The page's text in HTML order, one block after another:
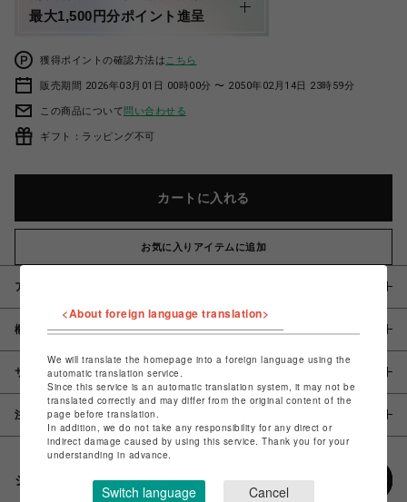
最大1,500円分ポイント進呈
獲得ポイントの確認方法は こちら
販売期間 2026年03月01日 00時00分 〜 2050年02月14日 23時59分
この商品について問い合わせる
ギフト：ラッピング不可
カートに入れる
お気に入りアイテムに追加
アイテム説明 / 素材
概要
サイズ
注意事項
シェアする
<About foreign language translation>
We will translate the homepage into a foreign language using the
automatic translation service.
Since this service is an automatic translation system, it may not be
translated correctly and may differ from the original content of the
page before translation.
In addition, we do not take any responsibility for any direct or
indirect damage caused by using this service. Thank you for your
understanding in advance.
Switch language Cancel